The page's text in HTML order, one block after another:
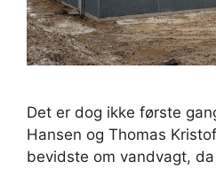
Det er dog ikke første
Hansen og Thomas
bevidste om vandvagt,